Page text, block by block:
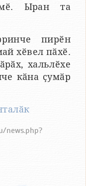
Ыран та
пирӗн
хӗвел пӑхӗ.
хальлӗхе
кӑна ҫумӑр
news.php?